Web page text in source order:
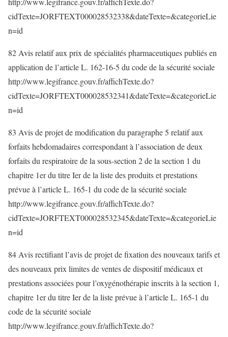
cidTexte=JORFTEXT000028532338&dateTexte=&categorieLie
n=id
82 Avis relatif aux prix de spécialités pharmaceutiques publiés en
application de l’article L. 162-16-5 du code de la sécurité sociale
http://www.legifrance.gouv.fr/affichTexte.do?
cidTexte=JORFTEXT000028532341&dateTexte=&categorieLie
n=id
83 Avis de projet de modification du paragraphe 5 relatif aux
forfaits hebdomadaires correspondant à l’association de deux
forfaits du respiratoire de la sous-section 2 de la section 1 du
chapitre 1er du titre Ier de la liste des produits et prestations
prévue à l’article L. 165-1 du code de la sécurité sociale
http://www.legifrance.gouv.fr/affichTexte.do?
cidTexte=JORFTEXT000028532345&dateTexte=&categorieLie
n=id
84 Avis rectifiant l’avis de projet de fixation des nouveaux tarifs et
des nouveaux prix limites de ventes de dispositif médicaux et
prestations associées pour l’oxygénothérapie inscrits à la section 1,
chapitre 1er du titre Ier de la liste prévue à l’article L. 165-1 du
code de la sécurité sociale
http://www.legifrance.gouv.fr/affichTexte.do?